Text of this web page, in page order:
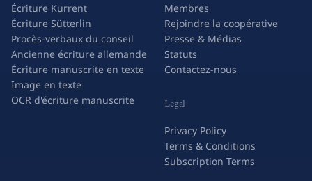
Écriture Kurrent
Écriture Sütterlin
Procès-verbaux du conseil
Ancienne écriture allemande
Écriture manuscrite en texte
Image en texte
OCR d'écriture manuscrite
Membres
Rejoindre la coopérative
Presse & Médias
Statuts
Contactez-nous
Legal
Privacy Policy
Terms & Conditions
Subscription Terms